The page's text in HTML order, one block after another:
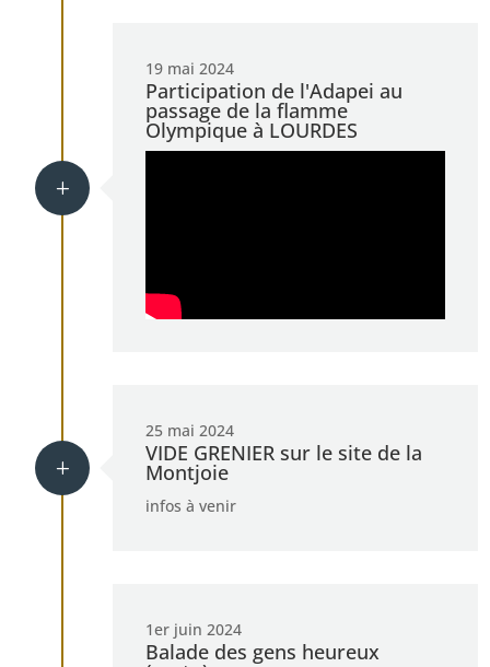
L
19 mai 2024
Participation de l'Adapei au
passage de la flamme
Olympique à LOURDES
L
25 mai 2024
VIDE GRENIER sur le site de la
Montjoie
infos à venir
1er juin 2024
Balade des gens heureux